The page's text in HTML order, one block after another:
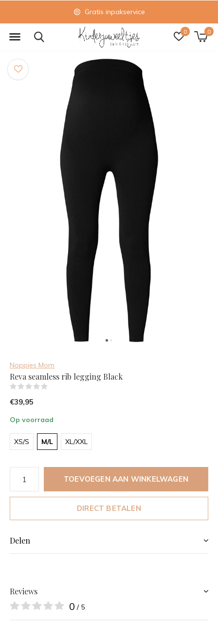
0 0
Gratis inpakservice
Noppies Mom
Reva seamless rib legging Black
€39,95
Op voorraad
XS/S M/L XL/XXL
TOEVOEGEN AAN WINKELWAGEN
DIRECT BETALEN
Delen
Reviews
0 / 5